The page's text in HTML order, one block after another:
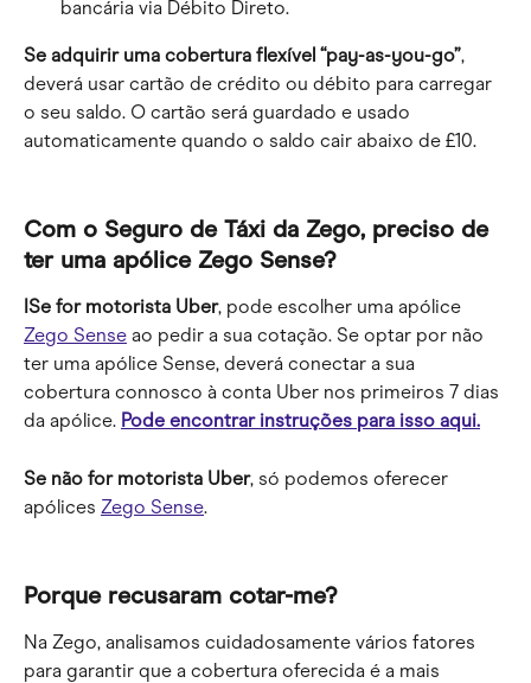
bancária via Débito Direto.
Se adquirir uma cobertura flexível “pay-as-you-go”,
deverá usar cartão de crédito ou débito para carregar
o seu saldo. O cartão será guardado e usado
automaticamente quando o saldo cair abaixo de £10.
Com o Seguro de Táxi da Zego, preciso de
ter uma apólice Zego Sense?
ISe for motorista Uber, pode escolher uma apólice
Zego Sense ao pedir a sua cotação. Se optar por não
ter uma apólice Sense, deverá conectar a sua
cobertura connosco à conta Uber nos primeiros 7 dias
da apólice. Pode encontrar instruções para isso aqui.
Se não for motorista Uber, só podemos oferecer
apólices Zego Sense.
Porque recusaram cotar-me?
Na Zego, analisamos cuidadosamente vários fatores
para garantir que a cobertura oferecida é a mais